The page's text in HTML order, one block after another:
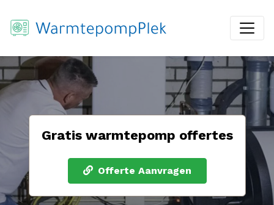
Gratis warmtepomp offertes
Offerte Aanvragen